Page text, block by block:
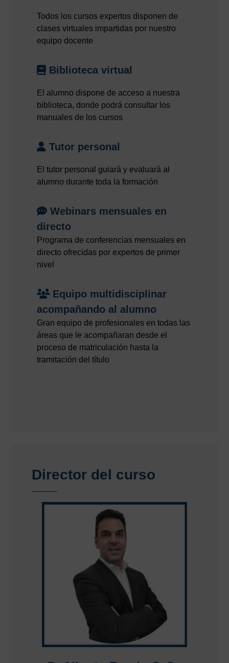
Todos los cursos expertos disponen de
clases virtuales impartidas por nuestro
equipo docente
Biblioteca virtual
El alumno dispone de acceso a nuestra
biblioteca, donde podrá consultar los
manuales de los cursos
Tutor personal
El tutor personal guiará y evaluará al
alumno durante toda la formación
Webinars mensuales en
directo
Programa de conferencias mensuales en
directo ofrecidas por expertos de primer
nivel
Equipo multidisciplinar
acompañando al alumno
Gran equipo de profesionales en todas las
áreas que le acompañaran desde el
proceso de matriculación hasta la
tramitación del título
Director del curso